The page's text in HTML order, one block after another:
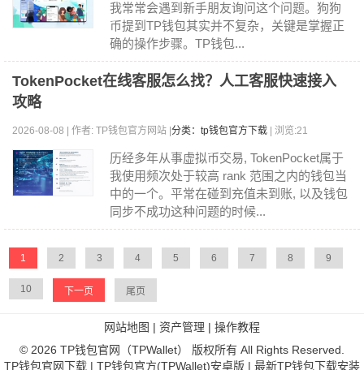
我常常会遇到新手朋友询问这个问题。狗狗
币提到TP钱包其实并不复杂，关键是掌握正
确的操作步骤。TP钱包...
TokenPocket在线客服怎么找？人工客服快速接入
攻略
2026-08-08 | 作者: TP钱包官方网站 | 分类：tp钱包官方下载 | 浏览:21
历经多年从事虚拟币交易, TokenPocket属于
我使用频次处于较高 rank 范围之内的钱包当
中的一个。平常在碰到充值未到账, 以及钱包
同步不成功这种问题的时候...
1 2 3 4 5 6 7 8 9
10 下一页 尾页
网站地图 | 资产管理 | 操作教程
© 2026 TP钱包官网（TPWallet） 版权所有 All Rights Reserved.
TP钱包官网下载 | TP钱包官方(TPWallet)安卓版 | 最新TP钱包下载安装